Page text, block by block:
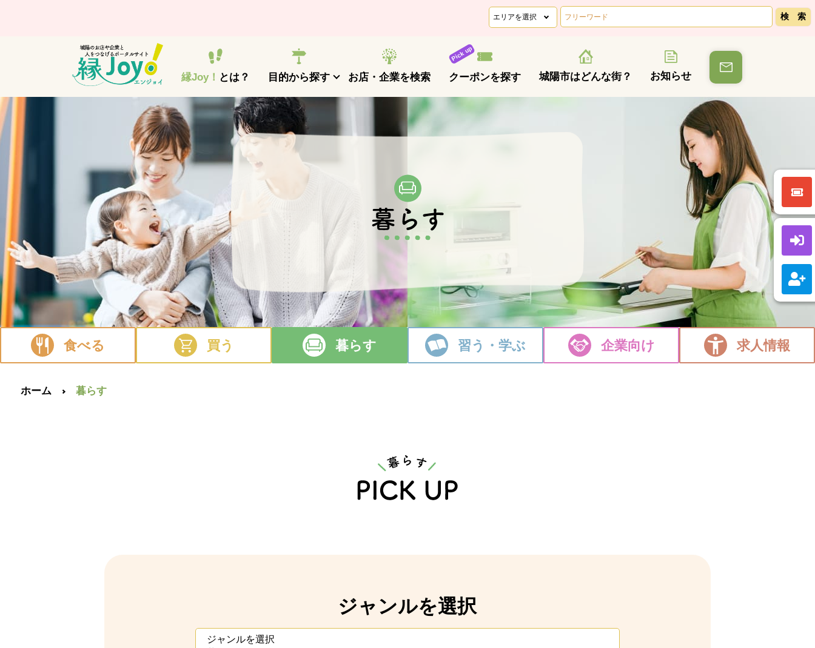
縁Joy！ とは？ 目的から探す お店・企業を検索 クーポンを探す 城陽市はどんな街？ お知らせ
食べる 買う 暮らす 習う・学ぶ 企業向け 求人情報
ホーム 暮らす
ジャンルを選択